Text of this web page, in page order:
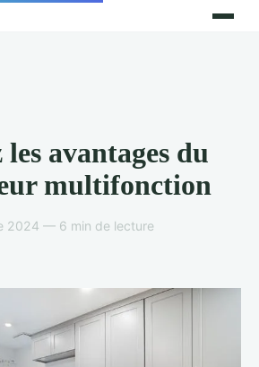
avantages du
multifonction
2024 — 6 min de lecture